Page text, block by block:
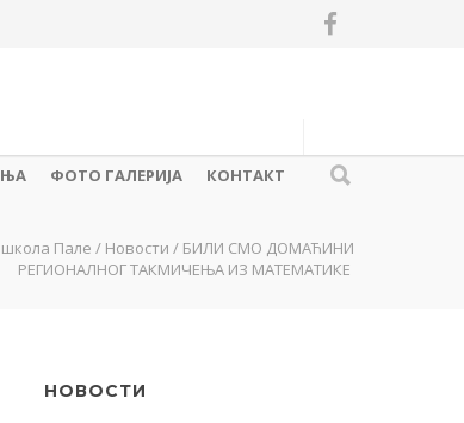
ФОТО ГАЛЕРИЈА КОНТАКТ
Пале / Новости / БИЛИ СМО ДОМАЋИНИ
РЕГИОНАЛНОГ ТАКМИЧЕЊА ИЗ МАТЕМАТИКЕ
НОВОСТИ